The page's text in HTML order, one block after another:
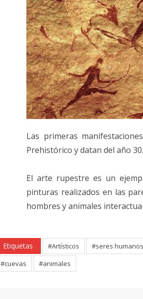
Las primeras
Prehistórico y datan del año
El arte rupestre es un
pinturas realizados en las
hombres y animales
Etiquetas #Artísticos #seres humanos
#cuevas
#animales